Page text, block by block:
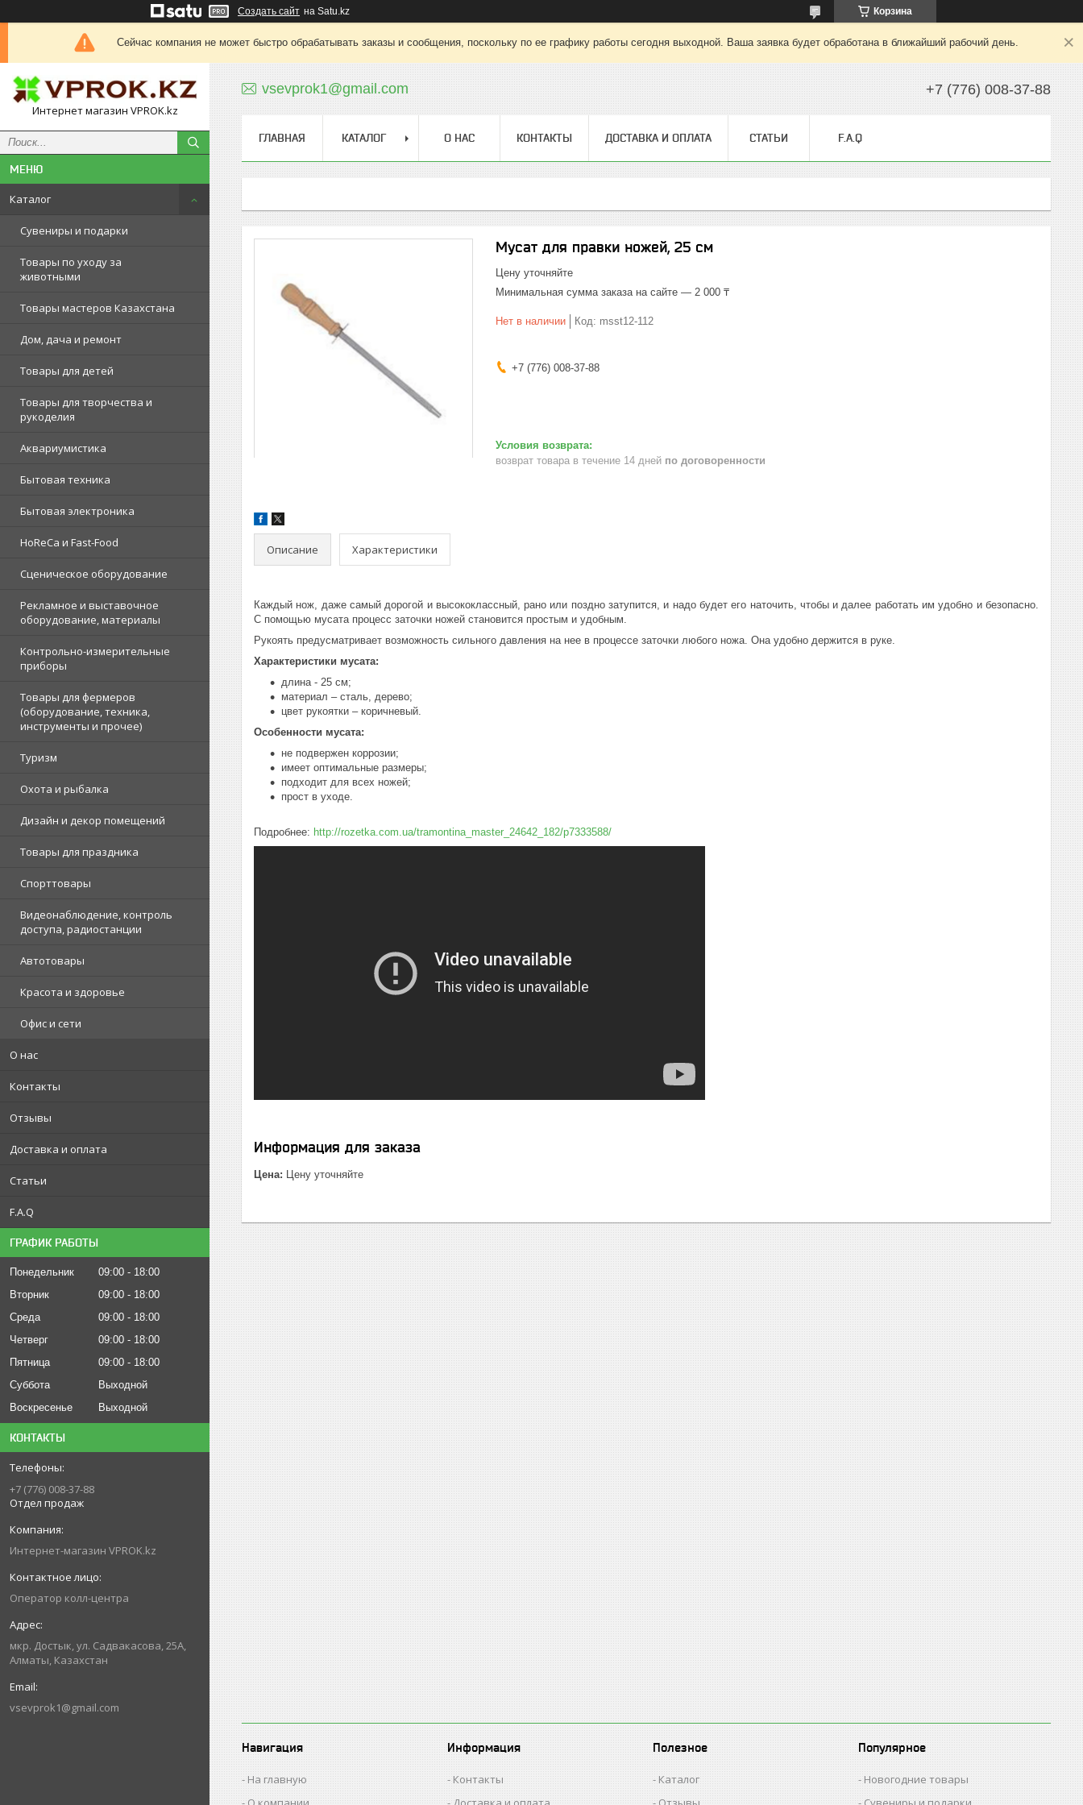
Создать сайт на Satu.kz Корзина
Сейчас компания не может быстро обрабатывать заказы и сообщения, поскольку по ее графику работы сегодня выходной. Ваша заявка будет обработана в ближайший рабочий день.
Интернет магазин VPROK.kz
Каталог
Сувениры и подарки
Товары по уходу за
животными
Товары мастеров Казахстана
Дом, дача и ремонт
Товары для детей
Товары для творчества и
рукоделия
Аквариумистика
Бытовая техника
Бытовая электроника
HoReCa и Fast-Food
Сценическое оборудование
Рекламное и выставочное
оборудование, материалы
Контрольно-измерительные
приборы
Товары для фермеров
(оборудование, техника,
инструменты и прочее)
Туризм
Охота и рыбалка
Дизайн и декор помещений
Товары для праздника
Спорттовары
Видеонаблюдение, контроль
доступа, радиостанции
Автотовары
Красота и здоровье
Офис и сети
О нас
Контакты
Отзывы
Доставка и оплата
Статьи
F.A.Q
ГРАФИК РАБОТЫ
Понедельник 09:00
18:00
Вторник
09:00
18:00
Среда
09:00
18:00
Четверг
09:00
18:00
Пятница
09:00
18:00
Суббота
Выходной
Воскресенье
Выходной
КОНТАКТЫ
+7 (776) 008-37-88
Отдел продаж
Интернет-магазин VPROK.kz
Оператор колл-центра
мкр. Достык, ул. Садвакасова, 25А,
Алматы, Казахстан
vsevprok1@gmail.com
vsevprok1@gmail.com +7 (776) 008-37-88
ГЛАВНАЯ КАТАЛОГ О НАС КОНТАКТЫ ДОСТАВКА И ОПЛАТА СТАТЬИ F.A.Q
Мусат для правки ножей, 25 см
Цену уточняйте
Минимальная сумма заказа на сайте — 2 000 ₸
Нет в наличии Код: msst12-112
+7 (776) 008-37-88
возврат товара в течение 14 дней по договоренности
Описание Характеристики
Каждый нож, даже самый дорогой и высококлассный, рано или поздно затупится, и надо будет его наточить, чтобы и далее работать им удобно и безопасно.
С помощью мусата процесс заточки ножей становится простым и удобным.
Рукоять предусматривает возможность сильного давления на нее в процессе заточки любого ножа. Она удобно держится в руке.
Характеристики мусата:
длина - 25 см;
материал – сталь, дерево;
цвет рукоятки – коричневый.
Особенности мусата:
не подвержен коррозии;
имеет оптимальные размеры;
подходит для всех ножей;
прост в уходе.
Подробнее: http://rozetka.com.ua/tramontina_master_24642_182/p7333588/
Информация для заказа
Цена: Цену уточняйте
Навигация
На главную
Информация
Контакты
Полезное
Каталог
Популярное
Новогодние товары